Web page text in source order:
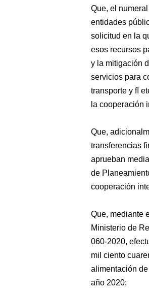
Que, el
entidades
solicitud en la
esos recursos
y la mitigación
servicios para
transporte y ﬂ
la cooperación
Que,
transferencias
aprueban
de
cooperación
Que, mediante
Ministerio de
060-2020,
mil ciento
alimentación
año 2020;